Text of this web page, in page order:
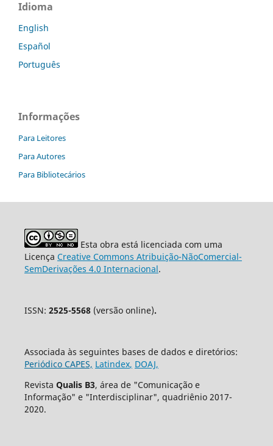
Idioma
English
Español
Português
Informações
Para Leitores
Para Autores
Para Bibliotecários
Esta obra está licenciada com uma
Licença Creative Commons Atribuição-NãoComercial-
SemDerivações 4.0 Internacional.
ISSN: 2525-5568(versão online).
Associada às seguintes bases de dados e diretórios:
Periódico CAPES, Latindex, DOAJ,
Revista Qualis B3, área de "Comunicação e
Informação" e "Interdisciplinar", quadriênio 2017-
2020.